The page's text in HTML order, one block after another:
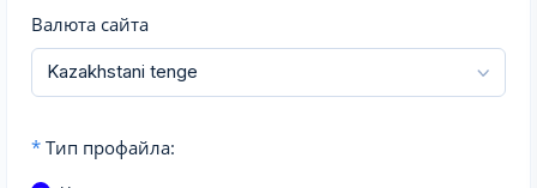
Валюта сайта
* Тип профайла: